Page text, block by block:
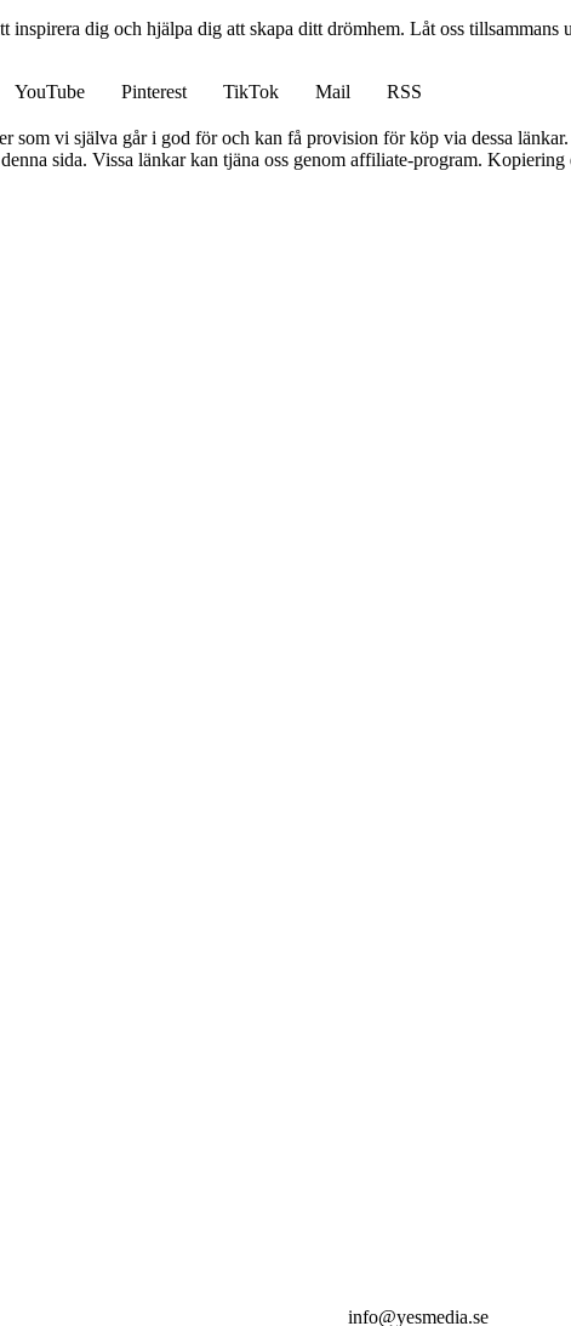
dig och hjälpa dig att skapa ditt drömhem. Låt oss
YouTube Pinterest TikTok Mail
RSS
som vi själva går i god för och kan få provision för köp via dessa länkar.
sida. Vissa länkar kan tjäna oss genom affiliate-program.
info@yesmedia.se